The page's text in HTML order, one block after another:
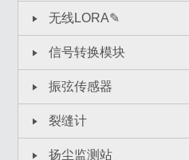
无线LORA✎
信号转换模块
振弦传感器
裂缝计
扬尘监测站